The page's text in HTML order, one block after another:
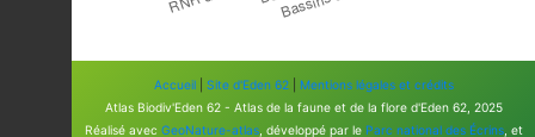
Accueil| Site d'Eden 62|
Mentions légales et crédits
Atlas Biodiv'Eden 62 - Atlas de la faune et de la flore d'Eden 62, 2025
Réalisé avec GeoNature-atlas, développé par le Parc national des Écrins, et